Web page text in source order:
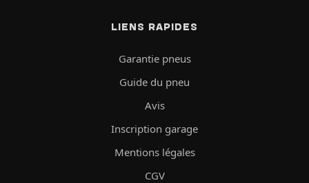
LIENS RAPIDES
Garantie pneus
Guide du pneu
Avis
Inscription garage
Mentions légales
CGV